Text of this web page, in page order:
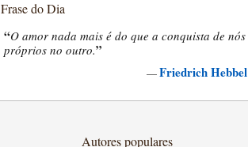
Frase do Dia
“O amor nada mais é do que a conquista de nós
próprios no outro.”
—Friedrich Hebbel
Autores populares